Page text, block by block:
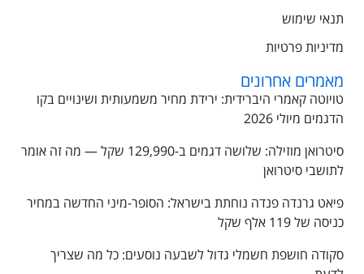
תנאי שימוש
מדיניות פרטיות
מאמרים אחרונים
טויוטה קאמרי היברידית: ירידת מחיר משמעותית ושינויים בקו
הדגמים מיולי 2026
סיטרואן מוזילה: שלושה דגמים ב-129,990 שקל — מה זה אומר
לתושבי סיטרואן
פיאט גרנדה פנדה נוחתת בישראל: הסופר-מיני החדשה במחיר
כניסה של 119 אלף שקל
סקודה חושפת חשמלי גדול לשבעה נוסעים: כל מה שצריך